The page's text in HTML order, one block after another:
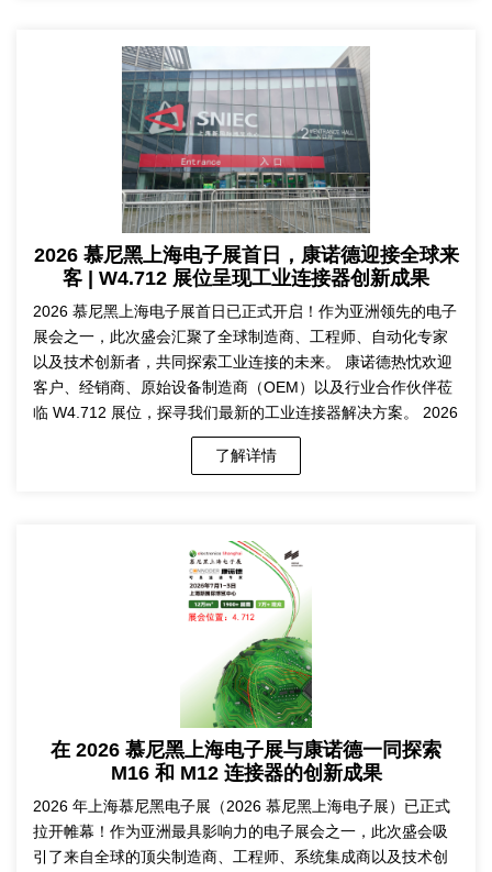
2026 慕尼黑上海电子展首日，康诺德迎接全球来
客 | W4.712 展位呈现工业连接器创新成果
2026 慕尼黑上海电子展首日已正式开启！作为亚洲领先的电子
展会之一，此次盛会汇聚了全球制造商、工程师、自动化专家
以及技术创新者，共同探索工业连接的未来。 康诺德热忱欢迎
客户、经销商、原始设备制造商（OEM）以及行业合作伙伴莅
临 W4.712 展位，探寻我们最新的工业连接器解决方案。 2026
了解详情
在 2026 慕尼黑上海电子展与康诺德一同探索
M16 和 M12 连接器的创新成果
2026 年上海慕尼黑电子展（2026 慕尼黑上海电子展）已正式
拉开帷幕！作为亚洲最具影响力的电子展会之一，此次盛会吸
引了来自全球的顶尖制造商、工程师、系统集成商以及技术创